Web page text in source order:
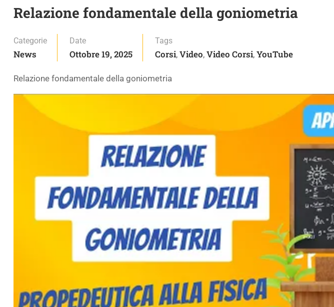
Relazione fondamentale della goniometria
Categorie
News
Date
Ottobre 19, 2025
Tags
Corsi, Video, Video Corsi, YouTube
Relazione fondamentale della goniometria